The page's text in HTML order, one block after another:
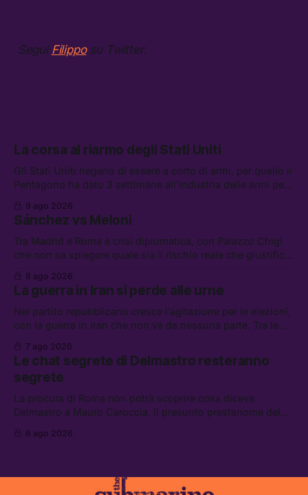
Segui Filipposu Twitter.
La corsa al riarmo degli Stati Uniti
Gli Stati Uniti negano di essere a corto di armi, per quello il
Pentagono ha dato 3 settimane all’industria delle armi per
continuerà ad usare i servizi di Palantir, la protesta contro
La Russa, e la centrale elettrica di Amazon in Texas
9 ago 2026
Sánchez vs Meloni
Tra Madrid e Roma è crisi diplomatica, con Palazzo Chigi
che non sa spiegare quale sia il rischio reale che giustifica
di difesa tra Arabia Saudita, Pakistan e Turchia, la crisi del
carburante irregolare, e un altro caso di IA ribelle
8 ago 2026
La guerra in Iran si perde alle urne
Nel partito repubblicano cresce l’agitazione per le elezioni,
con la guerra in Iran che non va da nessuna parte. Tra le
lavoro, Schlein prova a mettere in sicurezza la coalizione, e
che cos’è lo “Spiralismo,” la religione degli agenti IA
7 ago 2026
Le chat segrete di Delmastro resteranno
segrete
La procura di Roma non potrà scoprire cosa diceva
Delmastro a Mauro Caroccia, il presunto prestanome del
attacchi in Libano, il governo chiederà 36 miliardi di
6 ago 2026